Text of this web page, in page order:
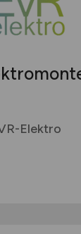
Elektro